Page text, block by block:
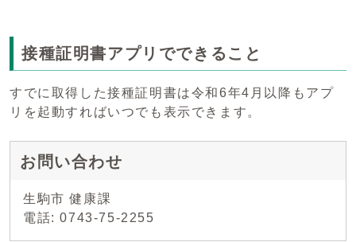
接種証明書アプリでできること
すでに取得した接種証明書は令和6年4月以降もアプ
リを起動すればいつでも表示できます。
お問い合わせ
生駒市 健康課
電話: 0743-75-2255